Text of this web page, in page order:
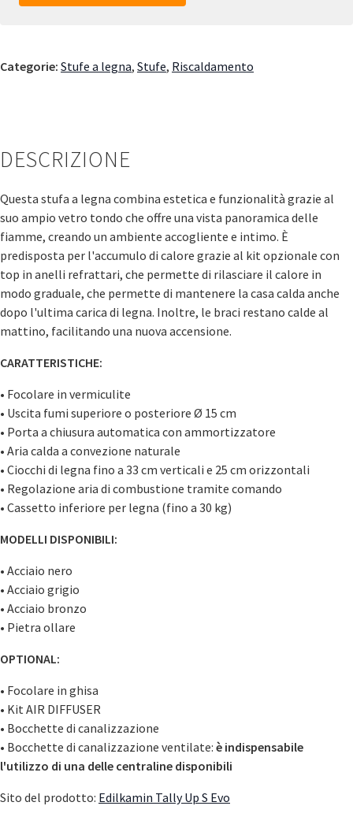
Categorie: Stufe a legna, Stufe, Riscaldamento
DESCRIZIONE
Questa stufa a legna combina estetica e funzionalità grazie al
suo ampio vetro tondo che offre una vista panoramica delle
fiamme, creando un ambiente accogliente e intimo. È
predisposta per l'accumulo di calore grazie al kit opzionale con
top in anelli refrattari, che permette di rilasciare il calore in
modo graduale, che permette di mantenere la casa calda anche
dopo l'ultima carica di legna. Inoltre, le braci restano calde al
mattino, facilitando una nuova accensione.
CARATTERISTICHE:
• Focolare in vermiculite
• Uscita fumi superiore o posteriore Ø 15 cm
• Porta a chiusura automatica con ammortizzatore
• Aria calda a convezione naturale
• Ciocchi di legna fino a 33 cm verticali e 25 cm orizzontali
• Regolazione aria di combustione tramite comando
• Cassetto inferiore per legna (fino a 30 kg)
MODELLI DISPONIBILI:
• Acciaio nero
• Acciaio grigio
• Acciaio bronzo
• Pietra ollare
OPTIONAL:
• Focolare in ghisa
• Kit AIR DIFFUSER
• Bocchette di canalizzazione
• Bocchette di canalizzazione ventilate: è indispensabile
l'utilizzo di una delle centraline disponibili
Sito del prodotto: Edilkamin Tally Up S Evo